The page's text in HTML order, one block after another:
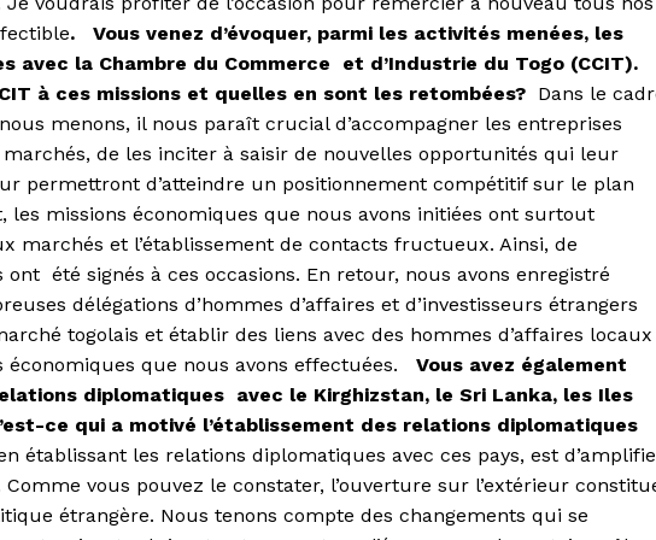
.
Vous venez d’évoquer, parmi les activités menées, les
avec la Chambre du Commerce et d’Industrie du Togo (CCIT).
à ces missions et quelles en sont les retombées? Dans le
menons, il nous paraît crucial d’accompagner les entreprises
de les inciter à saisir de nouvelles opportunités qui leur
permettront d’atteindre un positionnement compétitif sur le plan
les missions économiques que nous avons initiées ont surtout
marchés et l’établissement de contacts fructueux. Ainsi, de
été signés à ces occasions. En retour, nous avons enregistré
délégations d’hommes d’affaires et d’investisseurs étrangers
togolais et établir des liens avec des hommes d’affaires locaux
économiques que nous avons effectuées. Vous avez également
diplomatiques avec le Kirghizstan, le Sri Lanka, les Iles
ce qui a motivé l’établissement des relations diplomatiques
établissant les relations diplomatiques avec ces pays, est
Comme vous pouvez le constater, l’ouverture sur l’extérieur
étrangère. Nous tenons compte des changements qui se